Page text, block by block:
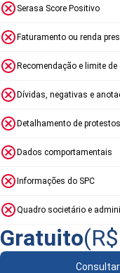
Serasa Score Positivo
Faturamento ou renda
Recomendação e limite de
Dívidas, negativas e
Detalhamento de protestos
Dados comportamentais
Informações do SPC
Quadro societário e
Gratuito(R$